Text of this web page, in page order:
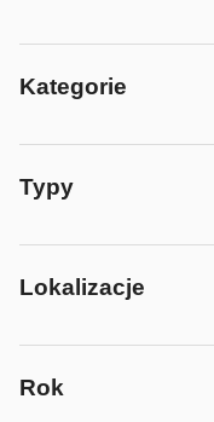
Kategorie
Typy
Lokalizacje
Rok